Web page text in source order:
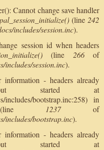
Cannot change save handler
(line 242
includes/session.inc).
session id when headers
(line 266of
includes/session.inc).
- headers already
started at
includes/bootstrap.inc:258) in
1237of
includes/bootstrap.inc).
- headers already
started at